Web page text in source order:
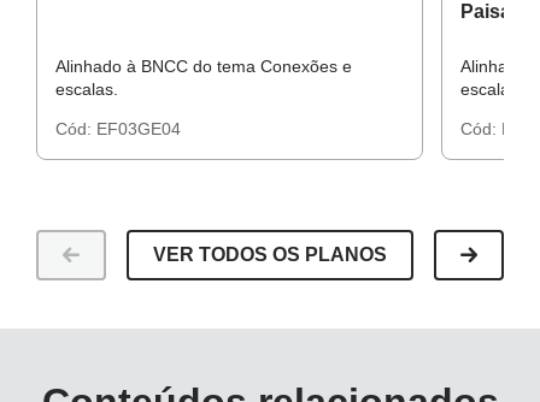
Alinhado à BNCC do tema Conexões e
escalas.
Cód: EF03GE04
Alinhado
escalas.
Cód:
VER TODOS OS PLANOS